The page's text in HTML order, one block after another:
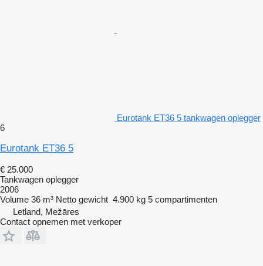
Eurotank ET36 5 tankwagen oplegger
6
Eurotank ET36 5
€ 25.000
Tankwagen oplegger
2006
Volume 36 m³ Netto gewicht 4.900 kg 5 compartimenten
Letland, Mežāres
Contact opnemen met verkoper